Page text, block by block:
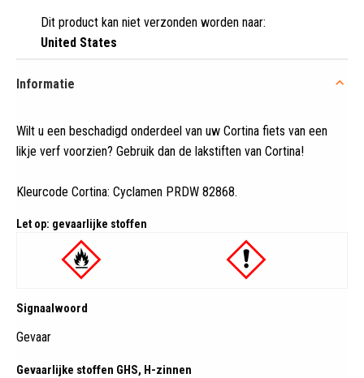
Informatie
Wilt u een beschadigd onderdeel van uw Cortina fiets van een
likje verf voorzien? Gebruik dan de lakstiften van Cortina!
Kleurcode Cortina: Cyclamen PRDW 82868.
Let op: gevaarlijke stoffen
Signaalwoord
Gevaar
Gevaarlijke stoffen GHS, H-zinnen
Dit product kan niet verzonden worden naar:
United States